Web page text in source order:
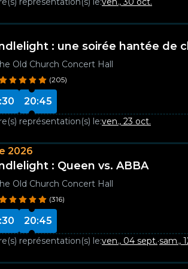
: une soirée hantée de
Old Church Concert Hall
(205)
20:45
représentation(s) le:ven., 23 oct.
2026
: Queen vs. ABBA
Old Church Concert Hall
(316)
20:45
représentation(s) le:ven., 04 sept.·sam.,